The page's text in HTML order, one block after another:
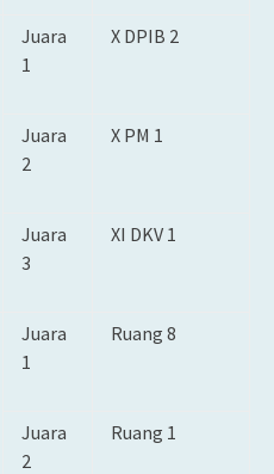
Juara
1
X DPIB 2
Juara
2
X PM 1
Juara
3
XI DKV 1
Juara
1
Ruang 8
Juara
2
Ruang 1